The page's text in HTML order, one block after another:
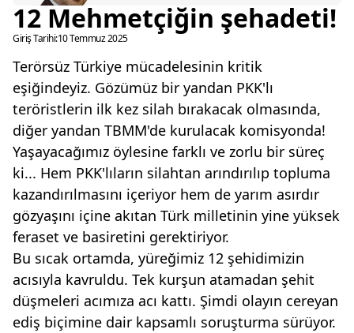
12 Mehmetçiğin şehadeti!
Giriş Tarihi:10 Temmuz 2025
Terörsüz Türkiye mücadelesinin kritik
eşiğindeyiz. Gözümüz bir yandan PKK'lı
teröristlerin ilk kez silah bırakacak olmasında,
diğer yandan TBMM'de kurulacak komisyonda!
Yaşayacağımız öylesine farklı ve zorlu bir süreç
ki... Hem PKK'lıların silahtan arındırılıp topluma
kazandırılmasını içeriyor hem de yarım asırdır
gözyaşını içine akıtan Türk milletinin yine yüksek
feraset ve basiretini gerektiriyor.
Bu sıcak ortamda, yüreğimiz 12 şehidimizin
acısıyla kavruldu. Tek kurşun atamadan şehit
düşmeleri acımıza acı kattı. Şimdi olayın cereyan
ediş biçimine dair kapsamlı soruşturma sürüyor.